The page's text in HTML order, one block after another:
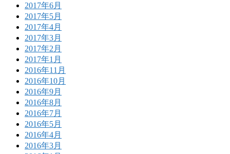
2017年6月
2017年5月
2017年4月
2017年3月
2017年2月
2017年1月
2016年11月
2016年10月
2016年9月
2016年8月
2016年7月
2016年5月
2016年4月
2016年3月